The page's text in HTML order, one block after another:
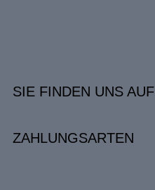
SIE FINDEN UNS AUF
ZAHLUNGSARTEN